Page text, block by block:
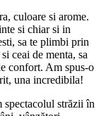
culoare si arome.
si chiar si in
sa te plimbi prin
ceai de menta, sa
confort. Am spus-o
una incredibila!
spectacolul străzii în